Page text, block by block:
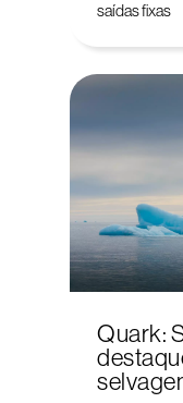
saídas fixas
Quark: